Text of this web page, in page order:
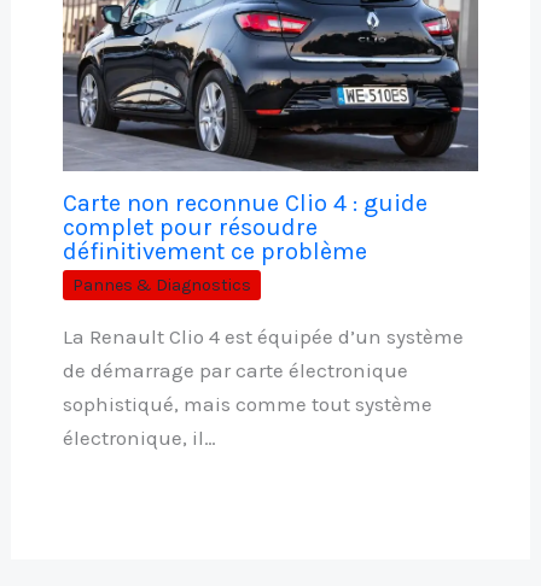
Carte non reconnue Clio 4 : guide
complet pour résoudre
définitivement ce problème
Pannes & Diagnostics
La Renault Clio 4 est équipée d’un système
de démarrage par carte électronique
sophistiqué, mais comme tout système
électronique, il…